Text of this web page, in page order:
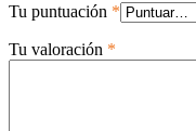
Tu puntuación *
Tu valoración *